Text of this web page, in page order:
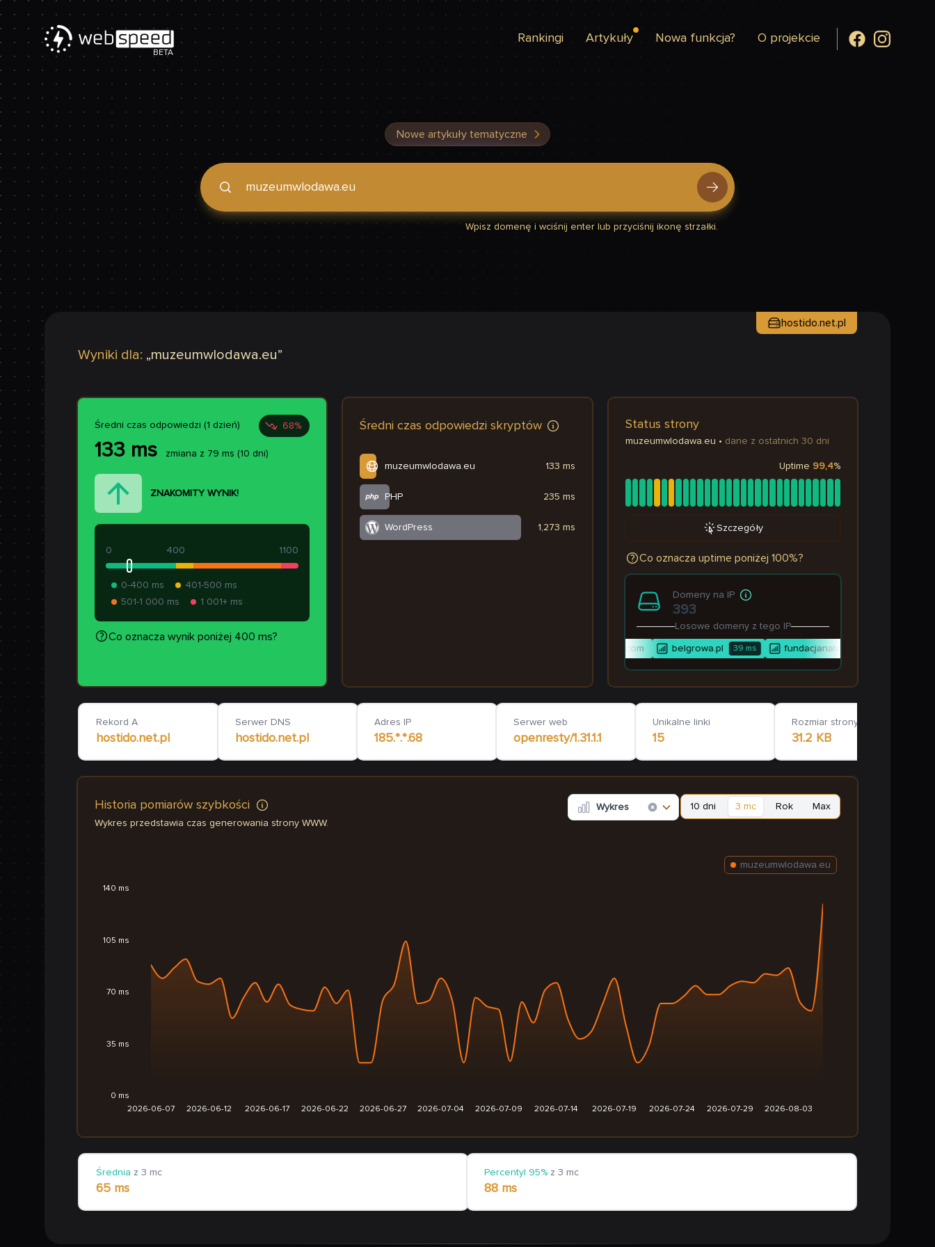
BETA
Rankingi Artykuły Nowa funkcja? O projekcie
Nowe artykuły tematyczne
Podaj domenę, by sprawdzić, czy Twoja strona jest szybka
Wpisz domenę i wciśnij enter lub przyciśnij ikonę strzałki.
Wyniki dla: „muzeumwlodawa.eu”
hostido.net.pl
Średni czas odpowiedzi (1 dzień) 68%
133 ms zmiana z 79 ms (10 dni)
ZNAKOMITY WYNIK!
400
0 1100
0-400 ms
401-500 ms
501-1 000 ms
1 001+ ms
Co oznacza wynik poniżej 400 ms?
Średni czas odpowiedzi skryptów
muzeumwlodawa.eu
PHP
WordPress
133 ms
235 ms
1,273 ms
Status strony
muzeumwlodawa.eu • dane z ostatnich 30 dni
Uptime 99,4%
Szczegóły
Co oznacza uptime poniżej 100%?
Domeny na IP
393
Losowe domeny z tego IP
imzibi.com belgrowa.pl 39ms fundacjanatureculture.pl
Rekord A
hostido.net.pl
Serwer DNS
hostido.net.pl
Adres IP
185.*.*.68
Serwer web
openresty/1.31.1.1
Unikalne linki
15
Rozmiar strony głównej
31.2 KB
Historia pomiarów szybkości
Wykres przedstawia czas generowania strony WWW.
Wykres 10 dni 3 mc Rok Max
2026-06-07 2026-06-12 2026-06-17 2026-06-22 2026-06-27 2026-07-04 2026-07-09 2026-07-14 2026-07-19 2026-07-24 2026-07-29 2026-08-03
0 ms
35 ms
70 ms
105 ms
140 ms
muzeumwlodawa.eu
Średnia z 3 mc
65 ms
Percentyl 95% z 3 mc
88 ms